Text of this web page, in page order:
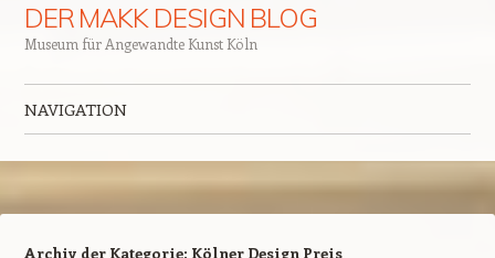
DER MAKK DESIGN BLOG
Museum für Angewandte Kunst Köln
NAVIGATION
Archiv der Kategorie: Kölner Design Preis